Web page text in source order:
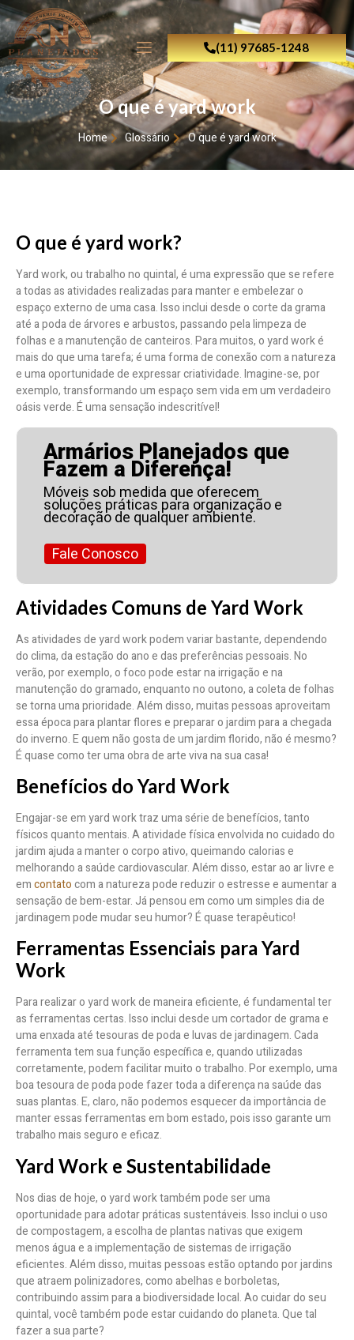
(11) 97685-1248
O que é yard work
Home Glossário O que é yard work
O que é yard work?
Yard work, ou trabalho no quintal, é uma expressão que se refere
a todas as atividades realizadas para manter e embelezar o
espaço externo de uma casa. Isso inclui desde o corte da grama
até a poda de árvores e arbustos, passando pela limpeza de
folhas e a manutenção de canteiros. Para muitos, o yard work é
mais do que uma tarefa; é uma forma de conexão com a natureza
e uma oportunidade de expressar criatividade. Imagine-se, por
exemplo, transformando um espaço sem vida em um verdadeiro
oásis verde. É uma sensação indescritível!
Armários Planejados que
Fazem a Diferença!
Móveis sob medida que oferecem
soluções práticas para organização e
decoração de qualquer ambiente.
Fale Conosco
Atividades Comuns de Yard Work
As atividades de yard work podem variar bastante, dependendo
do clima, da estação do ano e das preferências pessoais. No
verão, por exemplo, o foco pode estar na irrigação e na
manutenção do gramado, enquanto no outono, a coleta de folhas
se torna uma prioridade. Além disso, muitas pessoas aproveitam
essa época para plantar flores e preparar o jardim para a chegada
do inverno. E quem não gosta de um jardim florido, não é mesmo?
É quase como ter uma obra de arte viva na sua casa!
Benefícios do Yard Work
Engajar-se em yard work traz uma série de benefícios, tanto
físicos quanto mentais. A atividade física envolvida no cuidado do
jardim ajuda a manter o corpo ativo, queimando calorias e
melhorando a saúde cardiovascular. Além disso, estar ao ar livre e
emcontatocom a natureza pode reduzir o estresse e aumentar a
sensação de bem-estar. Já pensou em como um simples dia de
jardinagem pode mudar seu humor? É quase terapêutico!
Ferramentas Essenciais para Yard
Work
Para realizar o yard work de maneira eficiente, é fundamental ter
as ferramentas certas. Isso inclui desde um cortador de grama e
uma enxada até tesouras de poda e luvas de jardinagem. Cada
ferramenta tem sua função específica e, quando utilizadas
corretamente, podem facilitar muito o trabalho. Por exemplo, uma
boa tesoura de poda pode fazer toda a diferença na saúde das
suas plantas. E, claro, não podemos esquecer da importância de
manter essas ferramentas em bom estado, pois isso garante um
trabalho mais seguro e eficaz.
Yard Work e Sustentabilidade
Nos dias de hoje, o yard work também pode ser uma
oportunidade para adotar práticas sustentáveis. Isso inclui o uso
de compostagem, a escolha de plantas nativas que exigem
menos água e a implementação de sistemas de irrigação
eficientes. Além disso, muitas pessoas estão optando por jardins
que atraem polinizadores, como abelhas e borboletas,
contribuindo assim para a biodiversidade local. Ao cuidar do seu
quintal, você também pode estar cuidando do planeta. Que tal
fazer a sua parte?